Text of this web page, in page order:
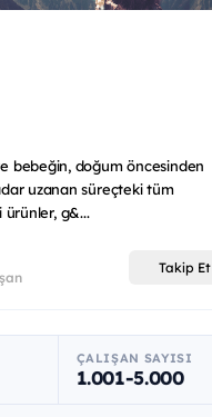
bebeğin, doğum öncesinden
uzanan süreçteki tüm
ürünler, g&...
Takip Et
ÇALIŞAN SAYISI
1.001-5.000